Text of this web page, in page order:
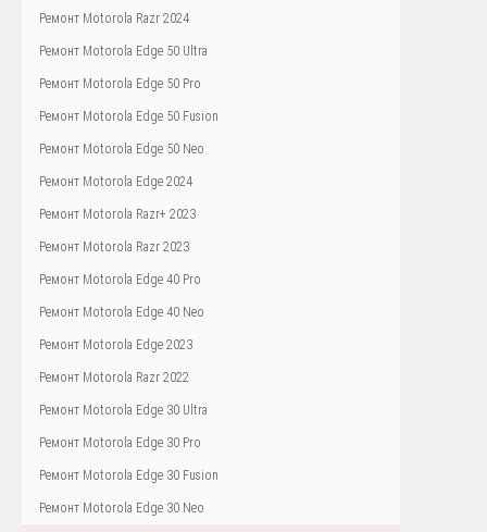
Ремонт Motorola Razr 2024
Ремонт Motorola Edge 50 Ultra
Ремонт Motorola Edge 50 Pro
Ремонт Motorola Edge 50 Fusion
Ремонт Motorola Edge 50 Neo
Ремонт Motorola Edge 2024
Ремонт Motorola Razr+ 2023
Ремонт Motorola Razr 2023
Ремонт Motorola Edge 40 Pro
Ремонт Motorola Edge 40 Neo
Ремонт Motorola Edge 2023
Ремонт Motorola Razr 2022
Ремонт Motorola Edge 30 Ultra
Ремонт Motorola Edge 30 Pro
Ремонт Motorola Edge 30 Fusion
Ремонт Motorola Edge 30 Neo